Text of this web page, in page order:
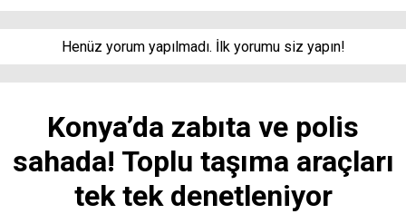
Henüz yorum yapılmadı. İlk yorumu siz yapın!
Konya’da zabıta ve polis
sahada! Toplu taşıma araçları
tek tek denetleniyor